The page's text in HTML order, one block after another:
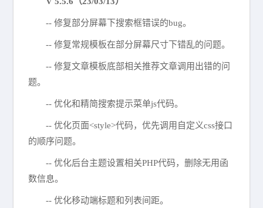
-- 修复部分屏幕下搜索框错误的bug。
-- 修复常规模板在部分屏幕尺寸下错乱的问题。
-- 修复文章模板底部相关推荐文章调用出错的问
题。
-- 优化和精简搜索提示菜单js代码。
-- 优化页面<style>代码，优先调用自定义css接口
的顺序问题。
-- 优化后台主题设置相关PHP代码，删除无用函
数信息。
-- 优化移动端标题和列表间距。